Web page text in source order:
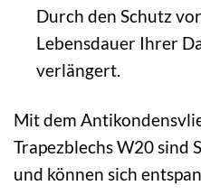
Durch den Schutz
Lebensdauer Ihrer
verlängert.
Mit dem
Trapezblechs W20 sind
und können sich